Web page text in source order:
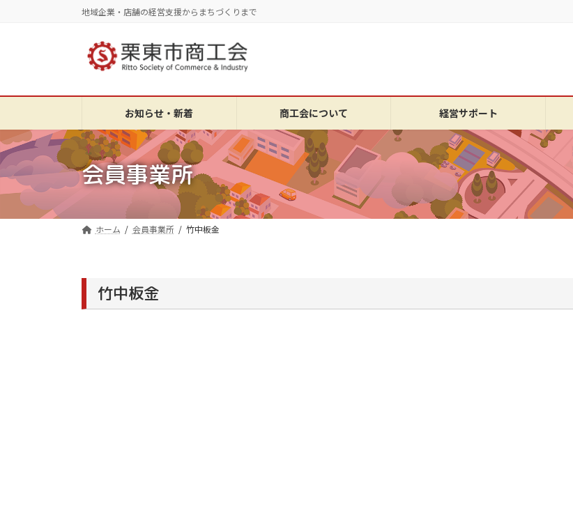
へ
ッ
プ
ョ
移
動
地域企業・店舗の経営支援からまちづくりまで
お知らせ・新着 商工会について 経営サポート
会員事業所
ホーム 会員事業所 竹中板金
竹中板金